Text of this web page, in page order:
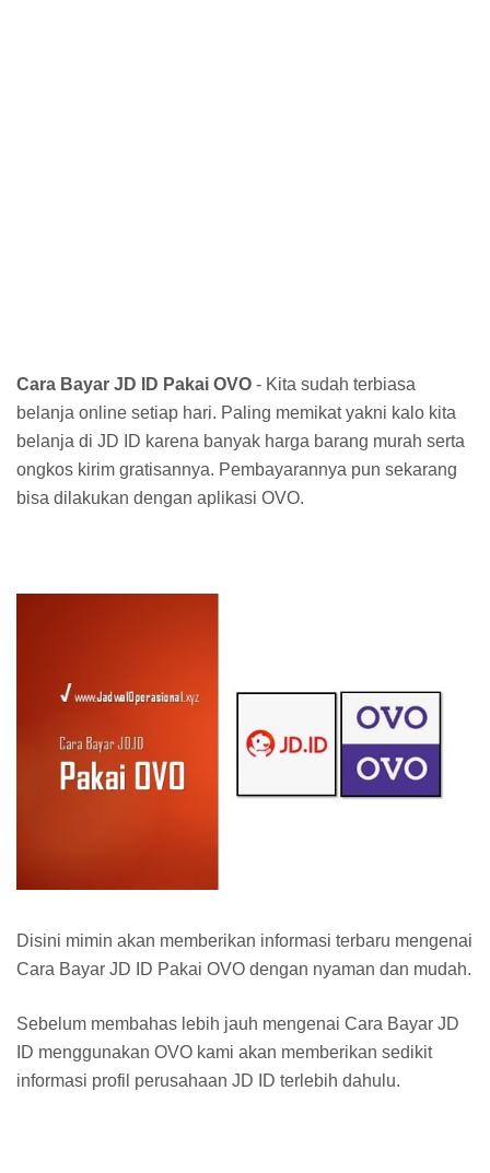
Cara Bayar JD ID Pakai OVO - Kita sudah terbiasa
belanja online setiap hari. Paling memikat yakni kalo kita
belanja di JD ID karena banyak harga barang murah serta
ongkos kirim gratisannya. Pembayarannya pun sekarang
bisa dilakukan dengan aplikasi OVO.
Disini mimin akan memberikan informasi terbaru mengenai
Cara Bayar JD ID Pakai OVO dengan nyaman dan mudah.
Sebelum membahas lebih jauh mengenai Cara Bayar JD
ID menggunakan OVO kami akan memberikan sedikit
informasi profil perusahaan JD ID terlebih dahulu.